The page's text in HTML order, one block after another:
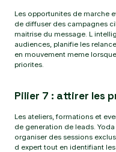
Les opportunites de marche
de diffuser des campagnes
maitrise du message. L
audiences, planifie les
en mouvement meme
priorites.
Pilier 7 : attirer les
Les ateliers, formations et
de generation de leads.
organiser des sessions
d expert tout en identifiant